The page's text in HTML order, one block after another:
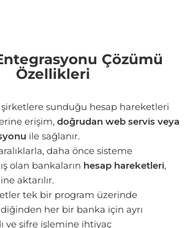
Çözümü
Özellikleri
şirketlere sunduğu hesap hareketleri
erişim, doğrudan web servis veya
ile sağlanır.
daha önce sisteme
olan bankaların hesap hareketleri,
aktarılır.
tek bir program üzerinde
her bir banka için ayrı
ve şifre işlemine ihtiyaç